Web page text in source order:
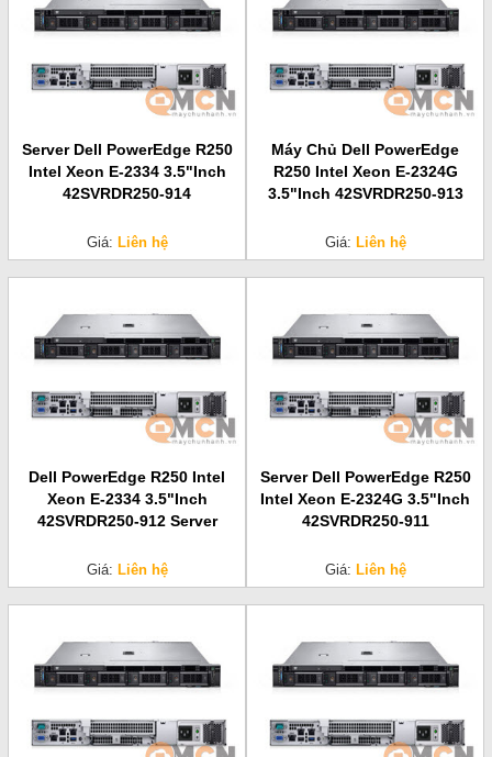
Server Dell PowerEdge R250
Intel Xeon E-2334 3.5"Inch
42SVRDR250-914
Giá: Liên hệ
Máy Chủ Dell PowerEdge
R250 Intel Xeon E-2324G
3.5"Inch 42SVRDR250-913
Giá: Liên hệ
Dell PowerEdge R250 Intel
Xeon E-2334 3.5"Inch
42SVRDR250-912 Server
Giá: Liên hệ
Server Dell PowerEdge R250
Intel Xeon E-2324G 3.5"Inch
42SVRDR250-911
Giá: Liên hệ